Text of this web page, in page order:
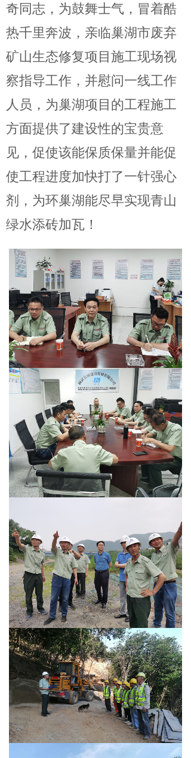
奇同志，为鼓舞士气，冒着酷
热千里奔波，亲临巢湖市废弃
矿山生态修复项目施工现场视
察指导工作，并慰问一线工作
人员，为巢湖项目的工程施工
方面提供了建设性的宝贵意
见，促使该能保质保量并能促
使工程进度加快打了一针强心
剂，为环巢湖能尽早实现青山
绿水添砖加瓦！